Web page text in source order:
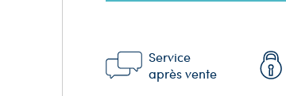
Service
après vente